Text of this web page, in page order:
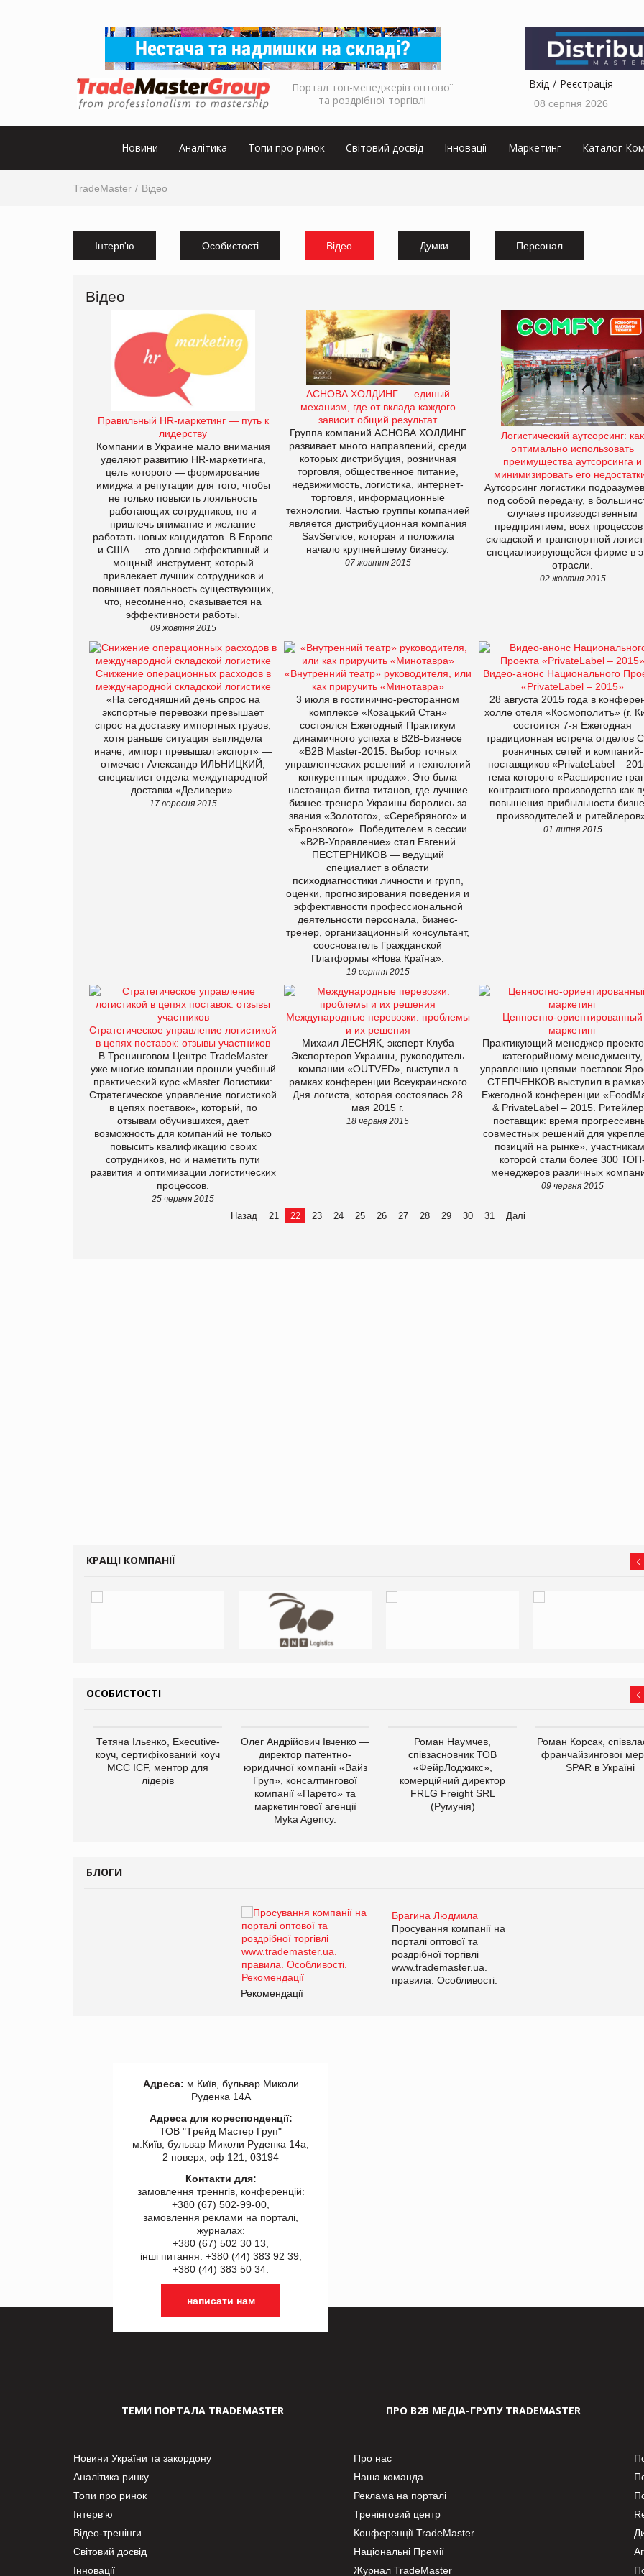
Портал топ-менеджерів оптової
та роздрібної торгівлі
Вхід Реєстрація
08 серпня 2026
Новини Аналітика Топи про ринок Світовий досвід Інновації Маркетинг Каталог
TradeMaster Відео
Інтерв'ю Особистості Відео Думки Персонал
Відео
Правильный HR-маркетинг — путь к
лидерству
Компании в Украине мало внимания
уделяют развитию HR-маркетинга,
цель которого — формирование
имиджа и репутации для того, чтобы
не только повысить лояльность
работающих сотрудников, но и
привлечь внимание и желание
работать новых кандидатов. В Европе
и США — это давно эффективный и
мощный инструмент, который
привлекает лучших сотрудников и
повышает лояльность существующих,
что, несомненно, сказывается на
эффективности работы.
09 жовтня 2015
АСНОВА ХОЛДИНГ — единый
механизм, где от вклада каждого
зависит общий результат
Группа компаний АСНОВА ХОЛДИНГ
развивает много направлений, среди
которых дистрибуция, розничная
торговля, общественное питание,
недвижимость, логистика, интернет-
торговля, информационные
технологии. Частью группы компанией
является дистрибуционная компания
SavService, которая и положила
начало крупнейшему бизнесу.
07 жовтня 2015
Логистический аутсорсинг: как
оптимально использовать
преимущества аутсорсинга и
минимизировать его
Аутсорсинг логистики
под собой передачу, в
случаев производственным
предприятием, всех процессов
складской и транспортной
специализирующейся фирме в
отрасли.
02 жовтня 2015
Снижение операционных расходов в
международной складской логистике
«На сегодняшний день спрос на
экспортные перевозки превышает
спрос на доставку импортных грузов,
хотя раньше ситуация выглядела
иначе, импорт превышал экспорт» —
отмечает Александр ИЛЬНИЦКИЙ,
специалист отдела международной
доставки «Деливери».
17 вересня 2015
«Внутренний театр» руководителя, или
как приручить «Минотавра»
3 июля в гостинично-ресторанном
комплексе «Козацький Стан»
состоялся Ежегодный Практикум
динамичного успеха в В2В-Бизнесе
«B2B Master-2015: Выбор точных
управленческих решений и технологий
конкурентных продаж». Это была
настоящая битва титанов, где лучшие
бизнес-тренера Украины боролись за
звания «Золотого», «Серебряного» и
«Бронзового». Победителем в сессии
«В2В-Управление» стал Евгений
ПЕСТЕРНИКОВ — ведущий
специалист в области
психодиагностики личности и групп,
оценки, прогнозирования поведения и
эффективности профессиональной
деятельности персонала, бизнес-
тренер, организационный консультант,
сооснователь Гражданской
Платформы «Нова Країна».
19 серпня 2015
Видео-анонс Национального
«PrivateLabel – 2015»
28 августа 2015 года в
холле отеля «Космополитъ» (г.
состоится 7-я Ежегодная
традиционная встреча отделов
розничных сетей и компаний-
поставщиков «PrivateLabel –
тема которого «Расширение
контрактного производства как
повышения прибыльности
производителей и
01 липня 2015
Стратегическое управление логистикой
в цепях поставок: отзывы участников
В Тренинговом Центре TradeMaster
уже многие компании прошли учебный
практический курс «Master Логистики:
Стратегическое управление логистикой
в цепях поставок», который, по
отзывам обучившихся, дает
возможность для компаний не только
повысить квалификацию своих
сотрудников, но и наметить пути
развития и оптимизации логистических
процессов.
25 червня 2015
Международные перевозки: проблемы
и их решения
Михаил ЛЕСНЯК, эксперт Клуба
Экспортеров Украины, руководитель
компании «OUTVED», выступил в
рамках конференции Всеукраинского
Дня логиста, которая состоялась 28
мая 2015 г.
18 червня 2015
Ценностно-ориентированный
маркетинг
Практикующий менеджер
категорийному менеджменту,
управлению цепями поставок
СТЕПЧЕНКОВ выступил в рамках
Ежегодной конференции
& PrivateLabel – 2015.
поставщик: время
совместных решений для
позиций на рынке»,
которой стали более 300 ТОП-
менеджеров различных
09 червня 2015
Назад 21 22 23 24 25 26 27 28 29 30 31 Далі
КРАЩІ КОМПАНІЇ
ОСОБИСТОСТІ
Тетяна Ільєнко, Executive-
коуч, сертифікований коуч
МСС ICF, ментор для
лідерів
Олег Андрійович Івченко —
директор патентно-
юридичної компанії «Вайз
Груп», консалтингової
компанії «Парето» та
маркетингової агенції
Myka Agency.
Роман Наумчев,
співзасновник ТОВ
«ФейрЛоджикс»,
комерційний директор
FRLG Freight SRL
(Румунія)
Роман Корсак,
франчайзингової
SPAR в Україні
БЛОГИ
Брагина Людмила
Просування компанії на
порталі оптової та
роздрібної торгівлі
www.trademaster.ua.
правила. Особливості.
Рекомендації
Адреса: м.Київ, бульвар Миколи
Руденка 14А
Адреса для кореспонденції:
ТОВ "Tрейд Мастер Груп"
м.Київ, бульвар Миколи Руденка 14а,
2 поверх, оф 121, 03194
Контакти для:
замовлення треннгів, конференцій:
+380 (67) 502-99-00,
замовлення реклами на порталі,
журналах:
+380 (67) 502 30 13,
інші питання: +380 (44) 383 92 39,
+380 (44) 383 50 34.
написати нам
ТЕМИ ПОРТАЛА TRADEMASTER
Новини України та закордону
Аналітика ринку
Топи про ринок
Інтерв’ю
Відео-тренінги
Світовий досвід
Інновації
ПРО В2В МЕДІА-ГРУПУ TRADEMASTER
Про нас
Наша команда
Реклама на порталі
Тренінговий центр
Конференції TradeMaster
Національні Премії
Журнал TradeMaster